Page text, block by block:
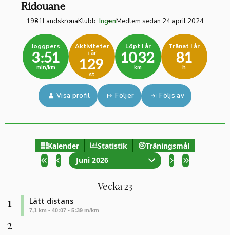
Ridouane
1981LandskronaKlubb: IngenMedlem sedan 24 april 2024
Joggpers
3:51
min/km
Aktiviteter
i år
129
st
Löpt i år
1032
km
Tränat i år
81
h
Visa profil Följer Följs av
Kalender Statistik
Träningsmål
Juni 2026
Vecka 23
1 Lätt distans
7,1 km • 40:07 • 5:39 m/km
2